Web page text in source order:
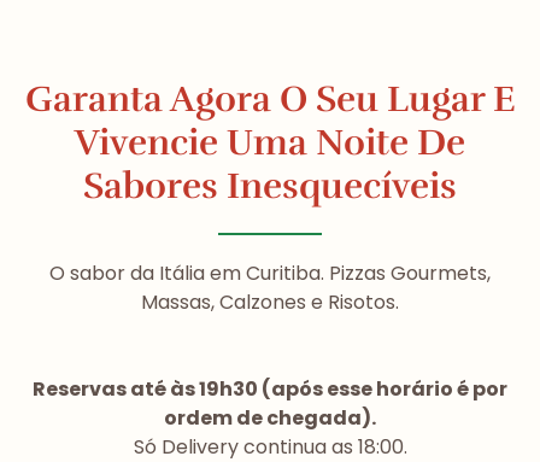
Garanta Agora O Seu Lugar E
Vivencie Uma Noite De
Sabores Inesquecíveis
O sabor da Itália em Curitiba. Pizzas Gourmets,
Massas, Calzones e Risotos.
Reservas até às 19h30 (após esse horário é por
ordem de chegada).
Só Delivery continua as 18:00.